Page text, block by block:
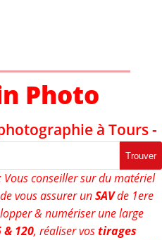
Photo
à Tours -
Trouver
Vous conseiller sur du matériel
vous assurer unSAVde 1ere
& numériser une large
120, réaliser vostirages